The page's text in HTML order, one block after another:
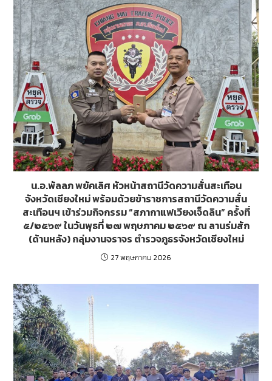
น.อ.พัลลภ พยัคเลิศ หัวหน้าสถานีวัดความสั่นสะเทือน
จังหวัดเชียงใหม่ พร้อมด้วยข้าราชการสถานีวัดความสั่น
สะเทือนฯ เข้าร่วมกิจกรรม “สภากาแฟเวียงเจ็ดลิน” ครั้งที่
๕/๒๕๖๙ ในวันพุธที่ ๒๗ พฤษภาคม ๒๕๖๙ ณ ลานร่มสัก
(ด้านหลัง) กลุ่มงานจราจร ตำรวจภูธรจังหวัดเชียงใหม่
27 พฤษภาคม 2026